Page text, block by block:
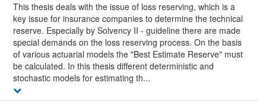
This thesis deals with the issue of loss reserving, which is a
key issue for insurance companies to determine the technical
reserve. Especially by Solvency II - guideline there are made
special demands on the loss reserving process. On the basis
of various actuarial models the "Best Estimate Reserve" must
be calculated. In this thesis different deterministic and
stochastic models for estimating th...